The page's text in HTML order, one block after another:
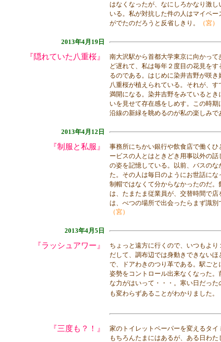
はなくなったが、なにしろかなり激
いる。私が対抗した件の人はマイペ
がでたのだろうと反省しきり。
（宮）
2013年4月19日
『隠れていた八重桜』
南大沢駅から首都大学東京に向かっ
ど遅れて、私は毎年２度目の花見を
るのである。はじめに染井吉野が咲
八重桜が植えられている。それが、
満開になる。染井吉野をみていると
いを見せて存在感をしめす。この時
沿線の新緑を眺めるのが私の楽しみで
2013年4月12日
『制服と私服』
事務所にちかい銀行や飲食店で働く
ービスの人とはときどき用事以外の
の姿を記憶している。以前、バスの
た。その人は毎日のようにお世話に
制帽ではなくて分からなかったのだ
は、たまたま従業員が、交替時間で
は、べつの場所で出会ったらまず識
（宮）
2013年4月5日
『ラッシュアワー』
ちょっと遠方に行くので、いつもよ
だして、調布辺では身動きできない
で、ドアわきのつり革である。駅ご
姿勢をコントロール出来なくなった
な力がはいって・・・。寒い日だっ
も変わらずあることがわかりました。
『三度も？！』
家のトイレットペーパーを変えるタ
もちろんたまにはあるが、ある日わ